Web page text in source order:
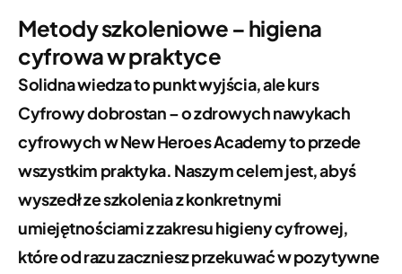
Metody szkoleniowe – higiena
cyfrowa w praktyce
Solidna wiedza to punkt wyjścia, ale kurs
Cyfrowy dobrostan – o zdrowych nawykach
cyfrowychw New Heroes Academy to przede
wszystkim praktyka. Naszym celem jest, abyś
wyszedł ze szkolenia z konkretnymi
umiejętnościami z zakresuhigieny cyfrowej,
które od razu zaczniesz przekuwać w pozytywne